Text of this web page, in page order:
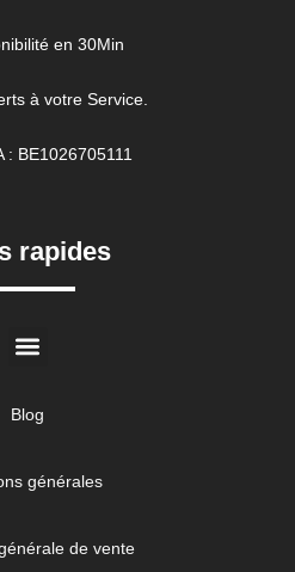
en 30Min
à votre Service.
: BE1026705111
rapides
Blog
générales
de vente